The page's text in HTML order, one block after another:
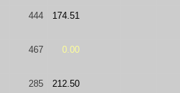
444 174.51
467 0.00
285 212.50